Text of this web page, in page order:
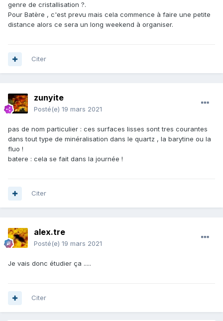
genre de cristallisation ?.
Pour Batère , c'est prevu mais cela commence à faire une petite
distance alors ce sera un long weekend à organiser.
Citer
zunyite
Posté(e) 19 mars 2021
pas de nom particulier : ces surfaces lisses sont tres courantes
dans tout type de minéralisation dans le quartz , la barytine ou la
fluo !
batere : cela se fait dans la journée !
Citer
alex.tre
Posté(e) 19 mars 2021
Je vais donc étudier ça .....
Citer